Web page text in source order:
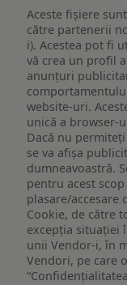
Aceste fișiere
către partenerii
i). Acestea pot fi
vă crea un profil
anunțuri
website-uri.
unică a browser-
Dacă nu
se va afișa
dumneavoastră.
pentru acest
plasare/
Cookie, de către
excepția situației
unii Vendor-i, în
Vendori, pe care